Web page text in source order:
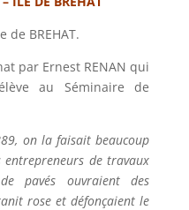
de BREHAT.
par Ernest RENAN qui
au Séminaire de
on la faisait beaucoup
de travaux
pavés ouvraient des
rose et défonçaient le